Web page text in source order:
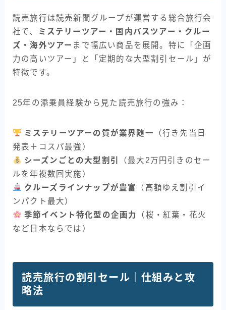
読売旅行は読売新聞グループが運営する総合旅行会
社で、
ミステリーツアー・国内バスツアー・クルー
ズ・海外ツアー まで幅広い商品を展開。特に「企画
力の高いツアー」と「定期的な大型割引セール」が
特徴です。
25年の添乗員経験から見た読売旅行の強み：
ミステリーツアーの質が業界随一
（行き先当日
発表＋コスパ最強）
シーズンごとの大型割引
（最大2万円引きのセー
ルを年複数回実施）
クルーズラインナップが豊富
（高額ゆえ割引イ
ンパクト最大）
季節イベント特化型の企画力
（桜・紅葉・花火
など日本ならでは）
読売旅行の割引セール｜仕組みと攻
略法